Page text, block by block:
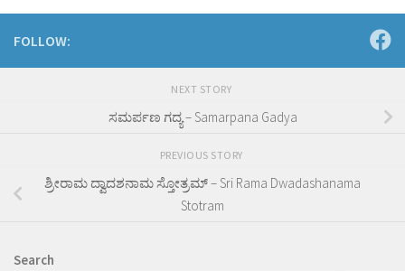
FOLLOW:
NEXT STORY
ಸಮರ್ಪಣ ಗದ್ಯ – Samarpana Gadya
PREVIOUS STORY
ಶ್ರೀರಾಮ ದ್ವಾದಶನಾಮ ಸ್ತೋತ್ರಮ್ – Sri Rama Dwadashanama
Stotram
Search